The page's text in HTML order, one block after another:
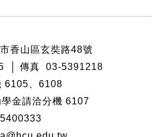
香山區玄奘路48號
│ 傳真 03-5391218
6105
6108
金請洽分機 6107